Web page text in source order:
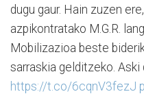
dugu gaur. Hain zuzen
azpikontratako M.G.R.
Mobilizazioa beste
sarraskia gelditzeko. Aski
https://t.co/6cqnV3fezJ